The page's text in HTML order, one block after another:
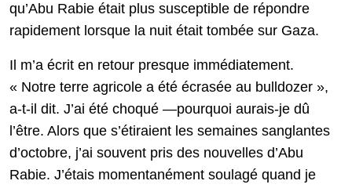
qu’Abu Rabie était plus susceptible de répondre
rapidement lorsque la nuit était tombée sur Gaza.
Il m’a écrit en retour presque immédiatement.
« Notre terre agricole a été écrasée au bulldozer »,
a-t-il dit. J’ai été choqué —pourquoi aurais-je dû
l’être. Alors que s’étiraient les semaines sanglantes
d’octobre, j’ai souvent pris des nouvelles d’Abu
Rabie. J’étais momentanément soulagé quand je